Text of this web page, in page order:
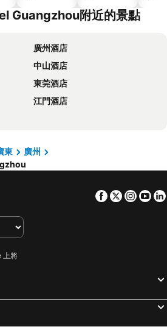
Guangzhou附近的景點
廣州酒店
中山酒店
東莞酒店
江門酒店
東
廣州
Facebook
Twitter
上將